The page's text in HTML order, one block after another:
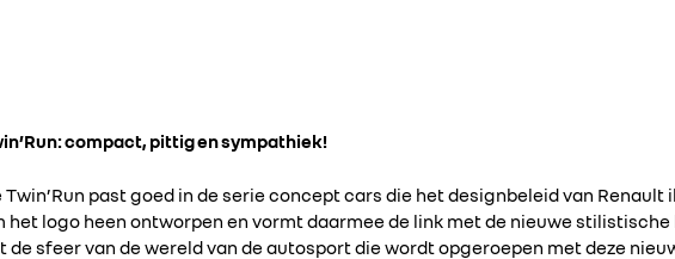
compact, pittig en sympathiek!
Twin’Run past goed in de serie concept cars die het designbeleid van
het logo heen ontworpen en vormt daarmee de link met de nieuwe stilistische
de sfeer van de wereld van de autosport die wordt opgeroepen met deze